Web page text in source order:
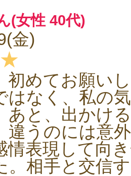
(女性 40代)
金)
初めてお願い
はなく、私の
あと、出かけ
違うのには意
情表現して向
。相手と交信